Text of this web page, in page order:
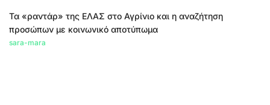
Τα «ραντάρ» της ΕΛΑΣ στο Αγρίνιο και η αναζήτηση
προσώπων με κοινωνικό αποτύπωμα
sara-mara